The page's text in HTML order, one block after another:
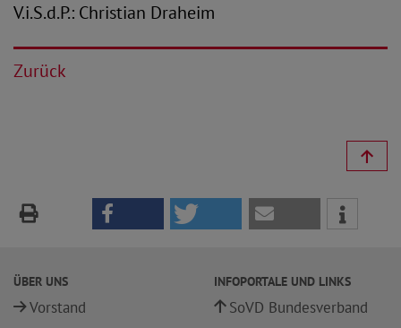
V.i.S.d.P.: Christian Draheim
Zurück
ÜBER UNS
Vorstand
INFOPORTALE UND LINKS
SoVD Bundesverband